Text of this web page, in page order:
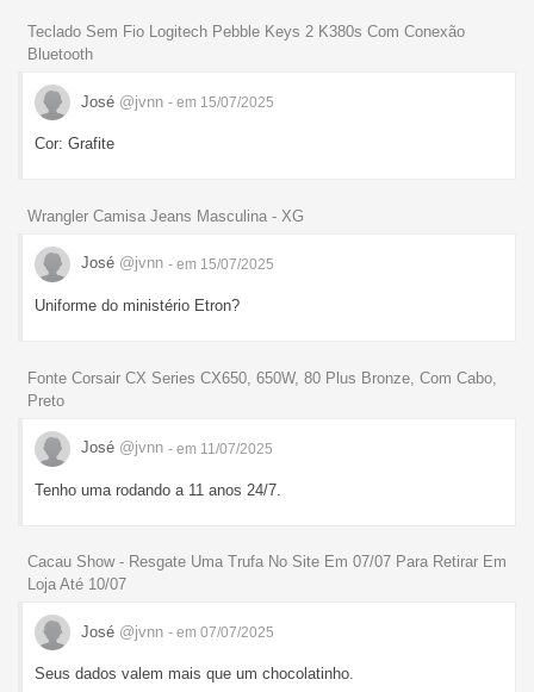
Teclado Sem Fio Logitech Pebble Keys 2 K380s Com Conexão
Bluetooth
José @jvnn - em 15/07/2025
Cor: Grafite
Wrangler Camisa Jeans Masculina - XG
José @jvnn - em 15/07/2025
Uniforme do ministério Etron?
Fonte Corsair CX Series CX650, 650W, 80 Plus Bronze, Com Cabo,
Preto
José @jvnn - em 11/07/2025
Tenho uma rodando a 11 anos 24/7.
Cacau Show - Resgate Uma Trufa No Site Em 07/07 Para Retirar Em
Loja Até 10/07
José @jvnn - em 07/07/2025
Seus dados valem mais que um chocolatinho.